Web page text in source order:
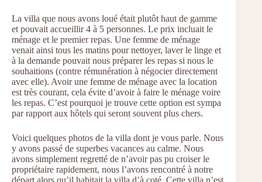
La villa que nous avons loué était plutôt haut de gamme
et pouvait accueillir 4 à 5 personnes. Le prix incluait le
ménage et le premier repas. Une femme de ménage
venait ainsi tous les matins pour nettoyer, laver le linge et
à la demande pouvait nous préparer les repas si nous le
souhaitions (contre rémunération à négocier directement
avec elle). Avoir une femme de ménage avec la location
est très courant, cela évite d’avoir à faire le ménage voire
les repas. C’est pourquoi je trouve cette option est sympa
par rapport aux hôtels qui seront souvent plus chers.
Voici quelques photos de la villa dont je vous parle. Nous
y avons passé de superbes vacances au calme. Nous
avons simplement regretté de n’avoir pas pu croiser le
propriétaire rapidement, nous l’avons rencontré à notre